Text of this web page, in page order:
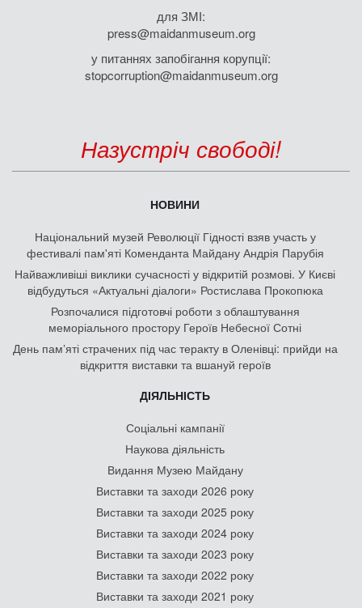
для ЗМІ:
press@maidanmuseum.org
у питаннях запобігання корупції:
stopcorruption@maidanmuseum.org
Назустріч свободі!
НОВИНИ
Національний музей Революції Гідності взяв участь у
фестивалі пам'яті Коменданта Майдану Андрія Парубія
Найважливіші виклики сучасності у відкритій розмові. У Києві
відбудуться «Актуальні діалоги» Ростислава Прокопюка
Розпочалися підготовчі роботи з облаштування
меморіального простору Героїв Небесної Сотні
День памʼяті страчених під час теракту в Оленівці: прийди на
відкриття виставки та вшануй героїв
ДІЯЛЬНІСТЬ
Соціальні кампанії
Наукова діяльність
Видання Музею Майдану
Виставки та заходи 2026 року
Виставки та заходи 2025 року
Виставки та заходи 2024 року
Виставки та заходи 2023 року
Виставки та заходи 2022 року
Виставки та заходи 2021 року